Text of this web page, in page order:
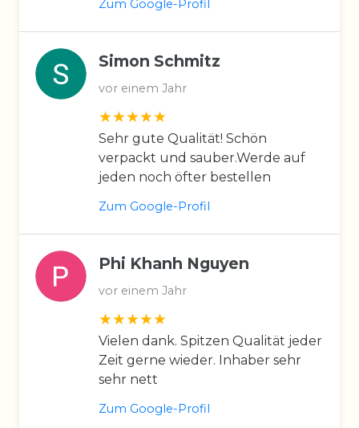
Zum Google-Profil
Simon Schmitz
vor einem Jahr
Sehr gute Qualität! Schön
verpackt und sauber.Werde auf
jeden noch öfter bestellen
Zum Google-Profil
Phi Khanh Nguyen
vor einem Jahr
Vielen dank. Spitzen Qualität jeder
Zeit gerne wieder. Inhaber sehr
sehr nett
Zum Google-Profil